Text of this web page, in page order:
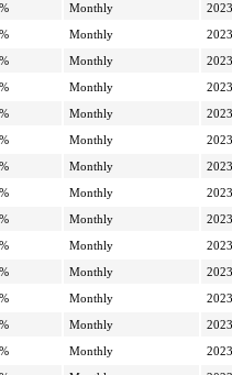
Monthly
Monthly
Monthly
Monthly
Monthly
Monthly
Monthly
Monthly
Monthly
Monthly
Monthly
Monthly
Monthly
Monthly